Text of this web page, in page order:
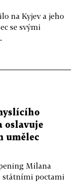
na Kyjev a jeho
se svými
oslavuje
umělec
Milana
státními poctami